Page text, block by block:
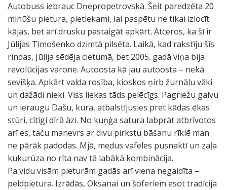
Autobuss iebrauc Dņepropetrovskā. Šeit paredzēta 20
minūšu pietura, pietiekami, lai paspētu ne tikai izlocīt
kājas, bet arī drusku pastaigāt apkārt. Atceros, ka šī ir
Jūlijas Timošenko dzimtā pilsēta. Laikā, kad rakstīju šīs
rindas, Jūlija sēdēja cietumā, bet 2005. gadā viņa bija
revolūcijas varone. Autoosta kā jau autoosta – nekā
sevišķa. Apkārt valda rosība, kioskos ņirb žurnālu vāki
un dažādi nieki. Viss liekas tāds pelēcīgs. Pagriežu galvu
un ieraugu Dašu, kura, atbalstījusies pret kādas ēkas
stūri, cītīgi dīrā āzi. No kuņģa satura labprāt atbrīvotos
arī es, taču manevrs ar divu pirkstu bāšanu rīklē man
ne pārāk padodas. Mjā, medus vafeles pusnaktī un zaļa
kukurūza no rīta nav tā labākā kombinācija.
Pa vidu visām pieturām gadās arī viena negaidīta –
peldpietura. Izrādās, Oksanai un šoferiem esot tradīcija